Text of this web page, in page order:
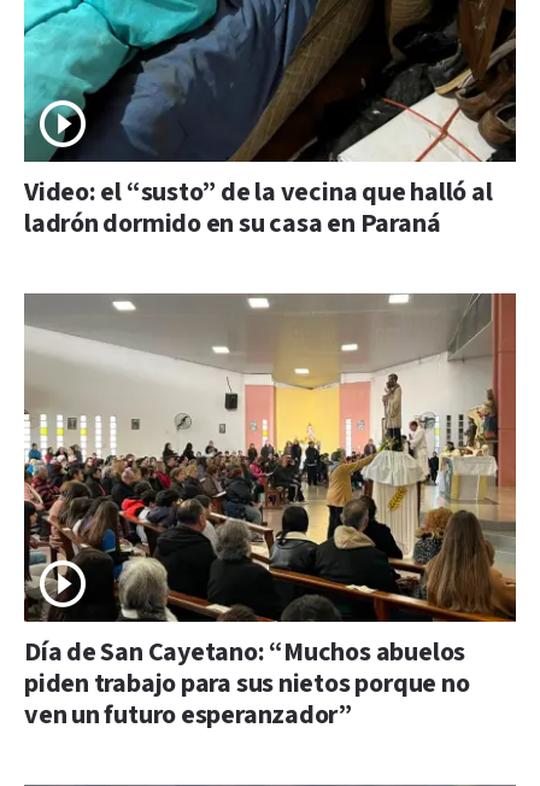
Video: el “susto” de la vecina que halló al
ladrón dormido en su casa en Paraná
Día de San Cayetano: “Muchos abuelos
piden trabajo para sus nietos porque no
ven un futuro esperanzador”